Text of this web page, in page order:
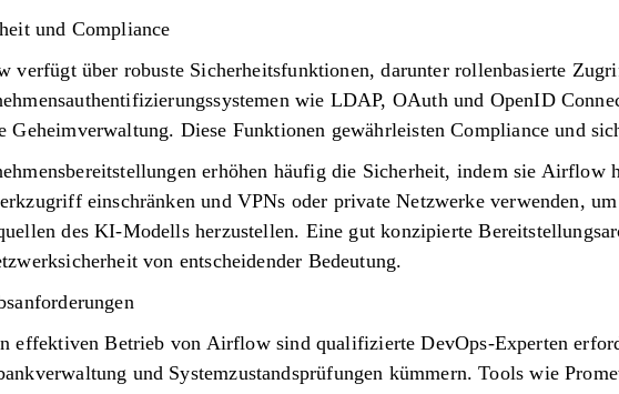
und Compliance
verfügt über robuste Sicherheitsfunktionen, darunter rollenbasierte
wie LDAP, OAuth und OpenID
Geheimverwaltung. Diese Funktionen gewährleisten Compliance und
erhöhen häufig die Sicherheit, indem sie Airflow
einschränken und VPNs oder private Netzwerke verwenden,
des KI-Modells herzustellen. Eine gut konzipierte
von entscheidender Bedeutung.
effektiven Betrieb von Airflow sind qualifizierte DevOps-Experten
und Systemzustandsprüfungen kümmern. Tools wie